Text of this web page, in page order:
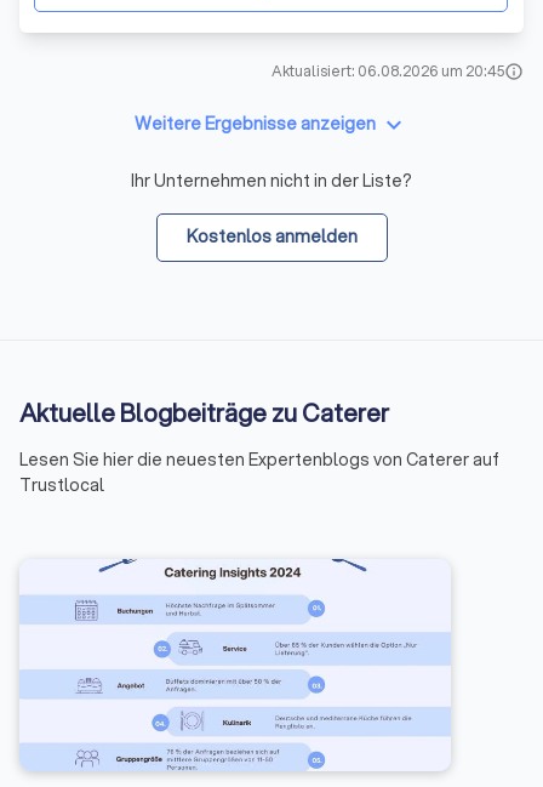
Aktualisiert: 06.08.2026 um 20:45info
Weitere Ergebnisse anzeigen keyboard_arrow_down
Ihr Unternehmen nicht in der Liste?
Kostenlos anmelden
Aktuelle Blogbeiträge zu Caterer
Lesen Sie hier die neuesten Expertenblogs von Caterer auf
Trustlocal